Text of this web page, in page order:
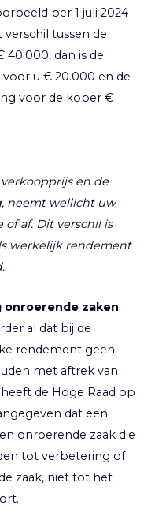
per 1 juli 2024
tussen de
40.000, dan is de
u € 20.000 en de
voor de koper €
en de
neemt wellicht uw
af. Dit verschil is
werkelijk rendement
zaken
al dat bij de
rendement geen
met aftrek van
de Hoge Raad op
dat een
onroerende zaak die
tot verbetering of
zaak, niet tot het